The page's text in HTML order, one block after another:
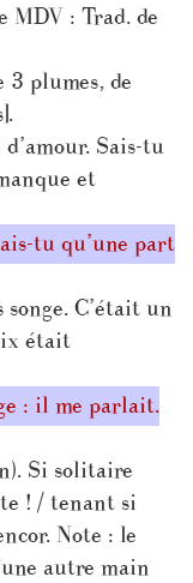
MDV : Trad. de
3 plumes, de
Sais-tu
et
tu qu’une part
C’était un
était
: il me parlait.
Si solitaire
! / tenant si
Note : le
autre main